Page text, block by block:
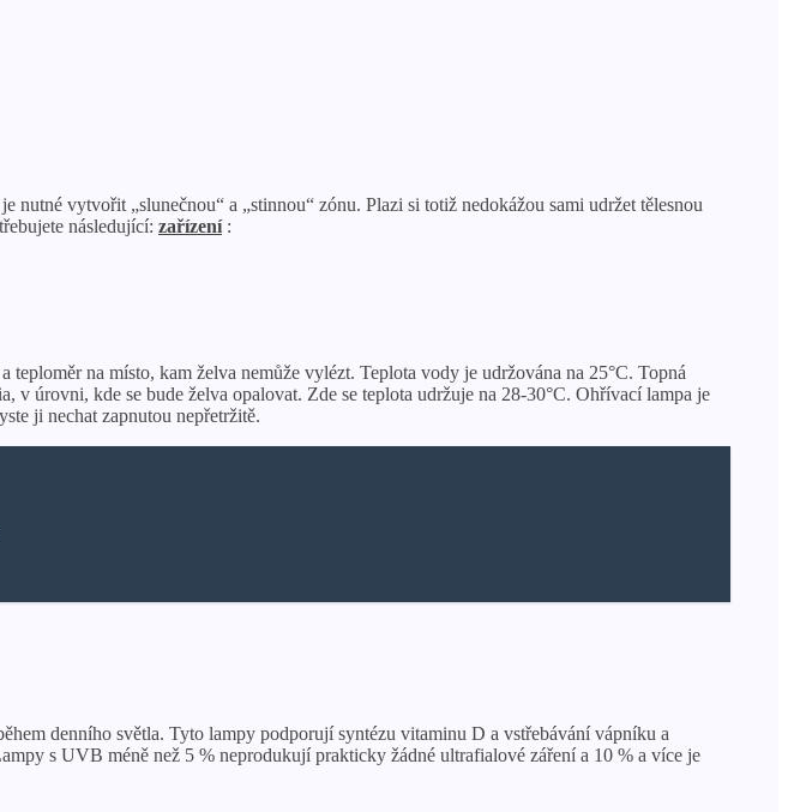
nutné vytvořit „slunečnou“ a „stinnou“ zónu. Plazi si totiž nedokážou sami udržet tělesnou
následující: zařízení :
na místo, kam želva nemůže vylézt. Teplota vody je udržována na 25°C. Topná
v úrovni, kde se bude želva opalovat. Zde se teplota udržuje na 28-30°C. Ohřívací lampa je
ji nechat zapnutou nepřetržitě.
denního světla. Tyto lampy podporují syntézu vitaminu D a vstřebávání vápníku a
s UVB méně než 5 % neprodukují prakticky žádné ultrafialové záření a 10 % a více je